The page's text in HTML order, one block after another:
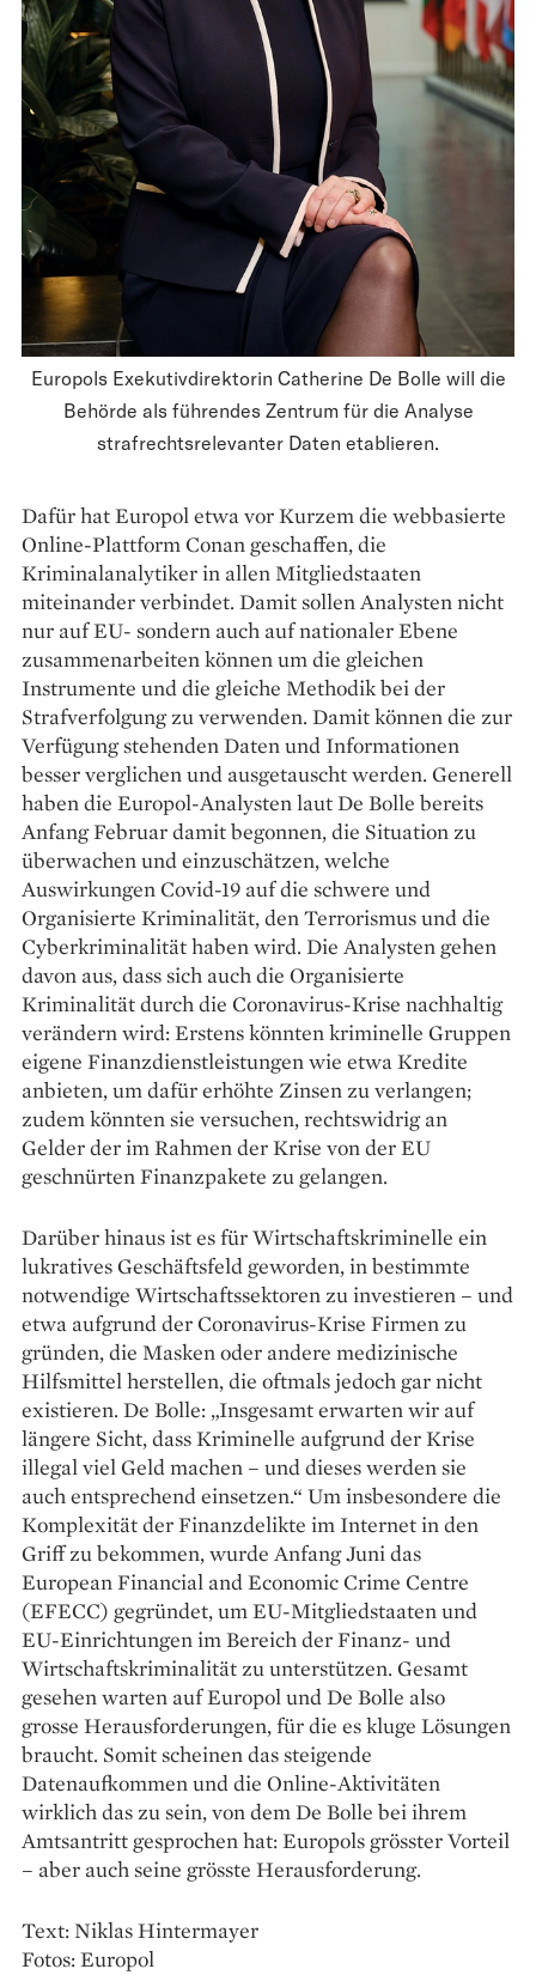
Europols Exekutivdirektorin Catherine De Bolle will die
Behörde als führendes Zentrum für die Analyse
strafrechtsrelevanter Daten etablieren.
Dafür hat Europol etwa vor Kurzem die webbasierte
Online-Plattform Conan geschaffen, die
Kriminalanalytiker in allen Mitgliedstaaten
miteinander verbindet. Damit sollen Analysten nicht
nur auf EU- sondern auch auf nationaler Ebene
zusammenarbeiten können um die gleichen
Instrumente und die gleiche Methodik bei der
Strafverfolgung zu verwenden. Damit können die zur
Verfügung stehenden Daten und Informationen
besser verglichen und ausgetauscht werden. Generell
haben die Europol-Analysten laut De Bolle bereits
Anfang Februar damit begonnen, die Situation zu
überwachen und einzuschätzen, welche
Auswirkungen Covid-19 auf die schwere und
Organisierte Kriminalität, den Terrorismus und die
Cyberkriminalität haben wird. Die Analysten gehen
davon aus, dass sich auch die Organisierte
Kriminalität durch die Coronavirus-Krise nachhaltig
verändern wird: Erstens könnten kriminelle Gruppen
­eigene Finanzdienstleistungen wie etwa Kredite
anbieten, um dafür erhöhte Zinsen zu verlangen;
zudem könnten sie versuchen, rechtswidrig an
Gelder der im Rahmen der Krise von der EU
geschnürten Finanzpakete zu gelangen.
Darüber hinaus ist es für Wirtschaftskriminelle ein
lukratives Geschäftsfeld geworden, in bestimmte
notwendige Wirtschaftssektoren zu investieren – und
etwa aufgrund der Coronavirus-Krise Firmen zu
gründen, die Masken oder andere medizinische
Hilfsmittel herstellen, die oftmals jedoch gar nicht
existieren. De Bolle: „Insgesamt erwarten wir auf
längere Sicht, dass Kriminelle aufgrund der Krise
illegal viel Geld machen – und dieses werden sie
auch entsprechend einsetzen.“ Um insbesondere die
Komplexität der Finanzdelikte im Internet in den
Griff zu bekommen, wurde Anfang Juni das
European Financial and Economic Crime Centre
(EFECC) gegründet, um EU-Mitgliedstaaten und
EU-Einrichtungen im Bereich der ­Finanz- und
Wirtschaftskriminalität zu unterstützen. Gesamt
gesehen warten auf ­Europol und De Bolle also
grosse ­Herausforderungen, für die es ­kluge Lösungen
braucht. Somit scheinen das steigende
Datenaufkommen und die Online-Aktivitäten
wirklich das zu sein, von dem De Bolle bei ihrem
Amtsantritt gesprochen hat: Europols grösster Vorteil
– aber auch seine grösste Herausforderung.
Text: Niklas Hintermayer
Fotos: Europol